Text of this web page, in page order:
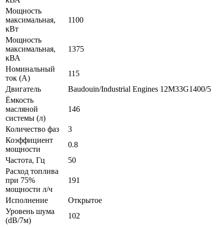
Мощность
максимальная,
кВт
1100
Мощность
максимальная,
кВА
1375
Номинальный
ток (А)
115
Двигатель
Baudouin/Industrial Engines 12M33G1400/5
Ёмкость
масляной
системы (л)
146
Количество фаз
3
Коэффициент
мощности
0.8
Частота, Гц
50
Расход топлива
при 75%
мощности л/ч
191
Исполнение
Открытое
Уровень шума
(dB/7м)
102